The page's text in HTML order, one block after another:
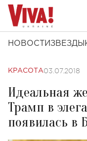
НОВОСТИ ЗВЕЗДЫ
КРАСОТА03.07.2018
Идеальная
Трамп в
появилась в